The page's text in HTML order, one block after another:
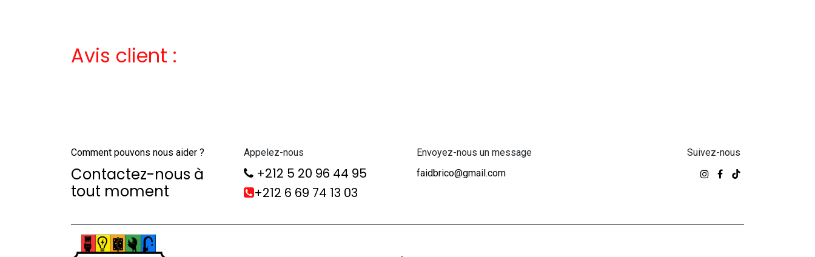
Avis client :
Comment pouvons nous aider ?
Contactez-nous à
tout moment
Appelez-nous
+212 5 20 96 44 95
+212 6 69 74 13 03
Envoyez-nous un message
faidbrico@gmail.com
Suivez-nous